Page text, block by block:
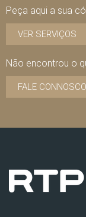
Peça aqui a sua
VER SERVIÇOS
Não encontrou o
FALE CONNOSCO